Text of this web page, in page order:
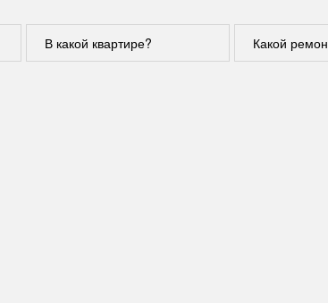
В какой квартире? Какой